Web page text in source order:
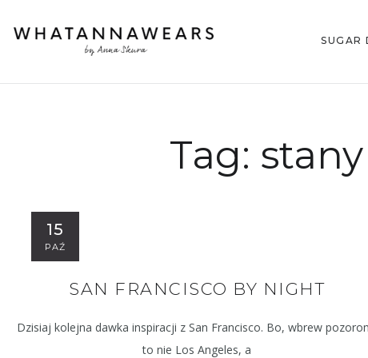
SUGAR
Tag:
15
PAŹ
SAN FRANCISCO BY NIGHT
Dzisiaj kolejna dawka inspiracji z San Francisco. Bo, wbrew
to nie Los Angeles, a